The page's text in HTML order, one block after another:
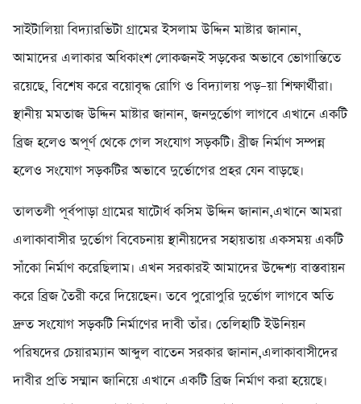
সাইটালিয়া বিদ্যারভিটা গ্রামের ইসলাম উদ্দিন মাষ্টার জানান,
আমাদের এলাকার অধিকাংশ লোকজনই সড়কের অভাবে ভোগান্তিতে
রয়েছে, বিশেষ করে বয়োবৃদ্ধ রোগি ও বিদ্যালয় পড়–য়া শিক্ষার্থীরা।
স্থানীয় মমতাজ উদ্দিন মাষ্টার জানান, জনদুর্ভোগ লাগবে এখানে একটি
ব্রিজ হলেও অপূর্ণ থেকে গেল সংযোগ সড়কটি। ব্রীজ নির্মাণ সম্পন্ন
হলেও সংযোগ সড়কটির অভাবে দুর্ভোগের প্রহর যেন বাড়ছে।
তালতলী পূর্বপাড়া গ্রামের ষাটোর্ধ কসিম উদ্দিন জানান,এখানে আমরা
এলাকাবাসীর দুর্ভোগ বিবেচনায় স্থানীয়দের সহায়তায় একসময় একটি
সাঁকো নির্মাণ করেছিলাম। এখন সরকারই আমাদের উদ্দেশ্য বাস্তবায়ন
করে ব্রিজ তৈরী করে দিয়েছেন। তবে পুরোপুরি দুর্ভোগ লাগবে অতি
দ্রুত সংযোগ সড়কটি নির্মাণের দাবী তাঁর। তেলিহাটি ইউনিয়ন
পরিষদের চেয়ারম্যান আব্দুল বাতেন সরকার জানান,এলাকাবাসীদের
দাবীর প্রতি সম্মান জানিয়ে এখানে একটি ব্রিজ নির্মাণ করা হয়েছে।